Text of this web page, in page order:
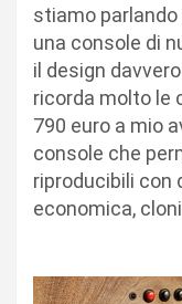
stiamo parlando
una console di
il design
ricorda molto le
790 euro a mio
console che
riproducibili con
economica,